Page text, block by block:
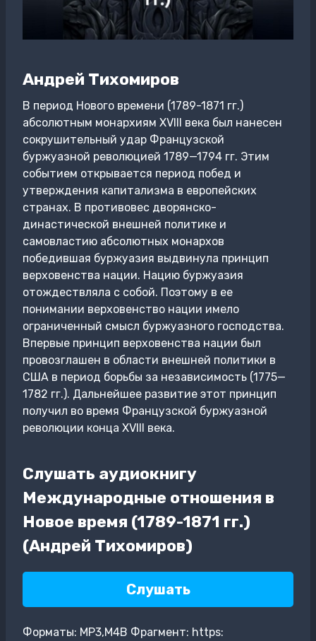
Андрей Тихомиров
В период Нового времени (1789-1871 гг.)
абсолютным монархиям XVIII века был нанесен
сокрушительный удар Французской
буржуазной революцией 1789—1794 гг. Этим
событием открывается период побед и
утверждения капитализма в европейских
странах. В противовес дворянско-
династической внешней политике и
самовластию абсолютных монархов
победившая буржуазия выдвинула принцип
верховенства нации. Нацию буржуазия
отождествляла с собой. Поэтому в ее
понимании верховенство нации имело
ограниченный смысл буржуазного господства.
Впервые принцип верховенства нации был
провозглашен в области внешней политики в
США в период борьбы за независимость (1775—
1782 гг.). Дальнейшее развитие этот принцип
получил во время Французской буржуазной
революции конца XVIII века.
Слушать аудиокнигу
Международные отношения в
Новое время (1789-1871 гг.)
(Андрей Тихомиров)
Слушать
Форматы: MP3,M4B Фрагмент: https: